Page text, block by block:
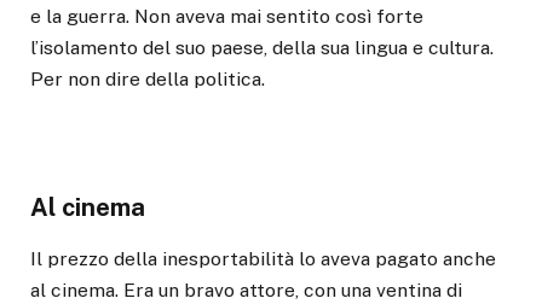
e la guerra. Non aveva mai sentito così forte
l’isolamento del suo paese, della sua lingua e cultura.
Per non dire della politica.
Al cinema
Il prezzo della inesportabilità lo aveva pagato anche
al cinema. Era un bravo attore, con una ventina di